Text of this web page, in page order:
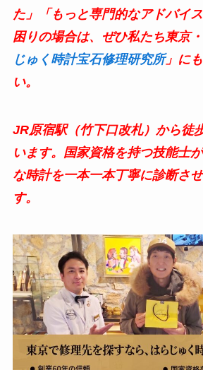
た」「もっと専門的なアドバイ
困りの場合は、ぜひ私たち東京
じゅく時計宝石修理研究所」に
い。
JR原宿駅（竹下口改札）から徒
います。国家資格を持つ技能士
な時計を一本一本丁寧に診断さ
す。